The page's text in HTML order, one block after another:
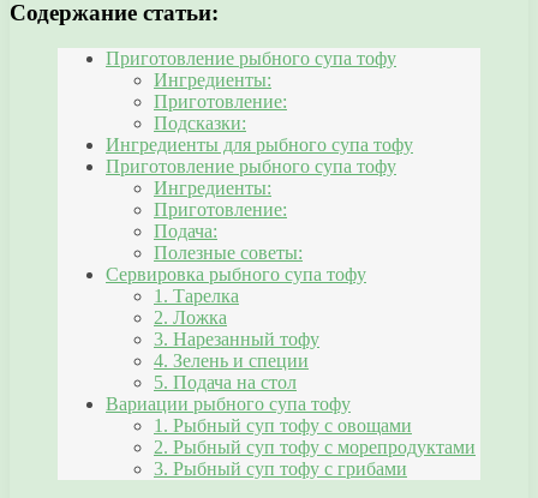
Содержание статьи:
Приготовление рыбного супа тофу
Ингредиенты:
Приготовление:
Подсказки:
Ингредиенты для рыбного супа тофу
Приготовление рыбного супа тофу
Ингредиенты:
Приготовление:
Подача:
Полезные советы:
Сервировка рыбного супа тофу
1. Тарелка
2. Ложка
3. Нарезанный тофу
4. Зелень и специи
5. Подача на стол
Вариации рыбного супа тофу
1. Рыбный суп тофу с овощами
2. Рыбный суп тофу с морепродуктами
3. Рыбный суп тофу с грибами